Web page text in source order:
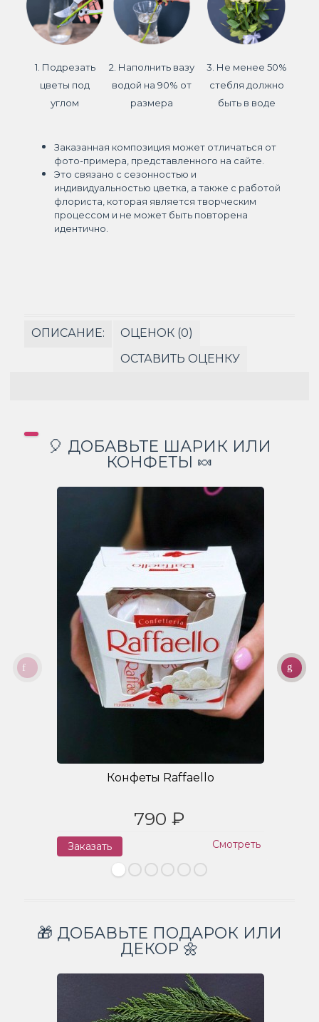
1. Подрезать
цветы под
углом
2. Наполнить вазу
водой на 90% от
размера
3. Не менее 50%
стебля должно
быть в воде
Заказанная композиция может отличаться от
фото-примера, представленного на сайте.
Это связано с сезонностью и
индивидуальностью цветка, а также с работой
флориста, которая является творческим
процессом и не может быть повторена
идентично.
ОПИСАНИЕ:
ОЦЕНОК (0)
ОСТАВИТЬ ОЦЕНКУ
🎈 ДОБАВЬТЕ ШАРИК ИЛИ
КОНФЕТЫ 🍬
Конфеты Raffaello
790 ₽
Заказать Смотреть
🎁 ДОБАВЬТЕ ПОДАРОК ИЛИ
ДЕКОР 🌼